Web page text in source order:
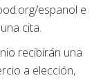
espanol e
cita.
recibirán una
a elección,